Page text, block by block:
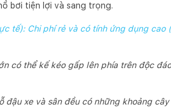
bơi tiện lợi và sang trọng.
tế): Chi phí rẻ và có tính ứng dụng cao
có thể kế kéo gấp lên phía trên độc đáo
xe và sân đều có những khoảng